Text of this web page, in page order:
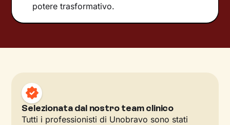
potere trasformativo.
Selezionata dal nostro team clinico
Tutti i professionisti di Unobravo sono stati